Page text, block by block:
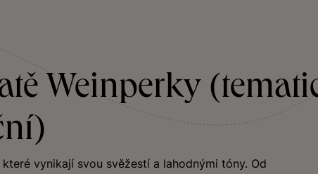
Weinperky
vynikají svou svěžestí a lahodnými tóny. Od